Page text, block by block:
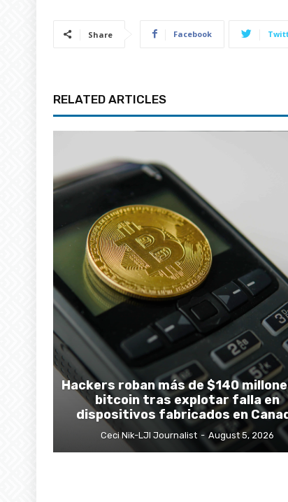
Share Facebook
RELATED ARTICLES
Hackers roban más de $140
bitcoin tras explotar falla en
dispositivos fabricados en
Ceci Nik-LJI Journalist - August 5, 2026